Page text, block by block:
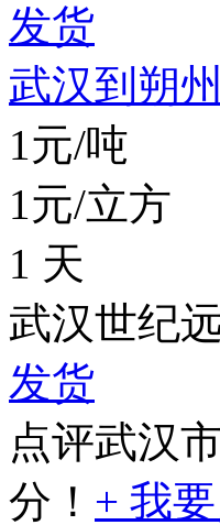
发货
武汉到朔
1元/吨
1元/立方
1 天
武汉世纪
发货
点评武汉
分！ + 我